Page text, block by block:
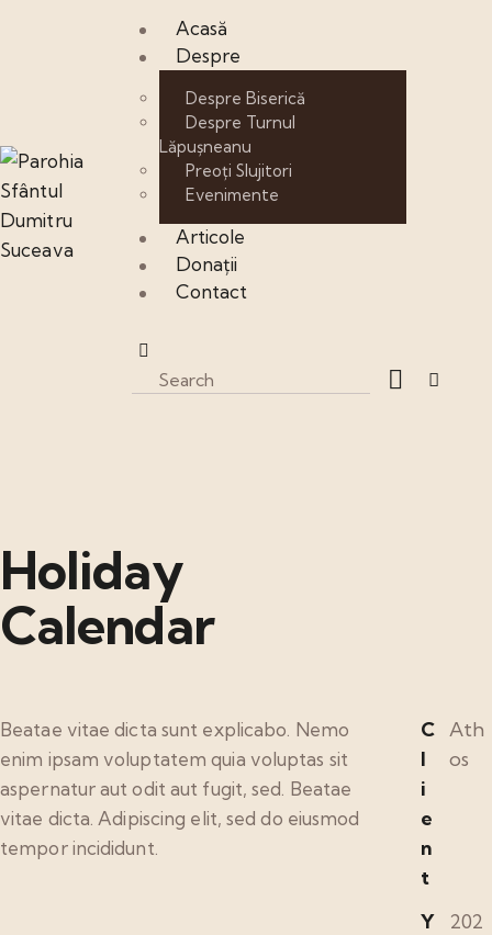
Acasă
Despre
Despre Biserică
Despre Turnul
Lăpușneanu
Preoți Slujitori
Evenimente
Articole
Donații
Contact
Holiday
Calendar
Beatae vitae dicta sunt explicabo. Nemo
enim ipsam voluptatem quia voluptas sit
aspernatur aut odit aut fugit, sed. Beatae
vitae dicta. Adipiscing elit, sed do eiusmod
tempor incididunt.
C
l
i
e
n
t
Ath
os
Y
202